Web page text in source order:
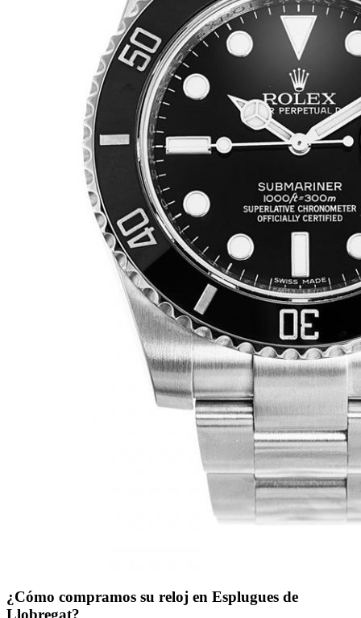
¿Cómo compramos su reloj en Esplugues de